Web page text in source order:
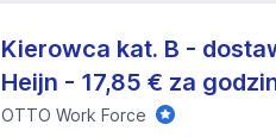
Kierowca kat. B -
Heijn - 17,85 € za
OTTO Work Force